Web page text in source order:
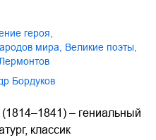
героя
мира
великие поэты
Лермонтов
Бордуков
– гениальный
классик